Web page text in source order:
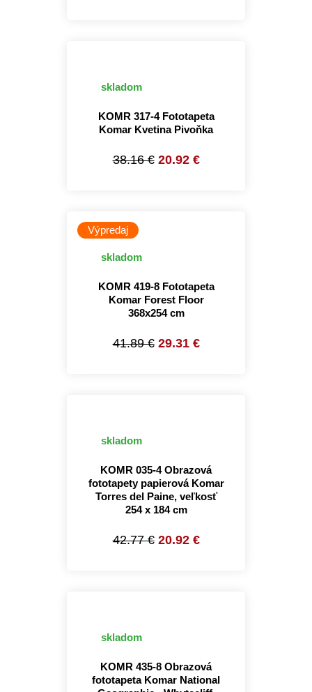
skladom
KOMR 317-4 Fototapeta
Komar Kvetina Pivoňka
38.16 € 20.92 €
Výpredaj
skladom
KOMR 419-8 Fototapeta
Komar Forest Floor
368x254 cm
41.89 € 29.31 €
skladom
KOMR 035-4 Obrazová
fototapety papierová Komar
Torres del Paine, veľkosť
254 x 184 cm
42.77 € 20.92 €
skladom
KOMR 435-8 Obrazová
fototapeta Komar National